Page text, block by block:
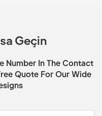
Geçin
Number In The Contact
Quote For Our Wide